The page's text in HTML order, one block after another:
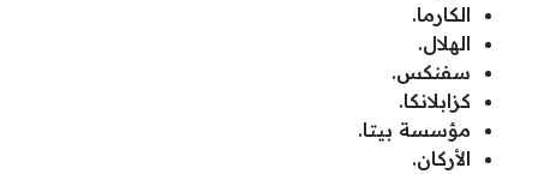
الكارما.
الهلال.
سفنكس.
كزابلانكا.
مؤسسة بيتا.
الأركان.